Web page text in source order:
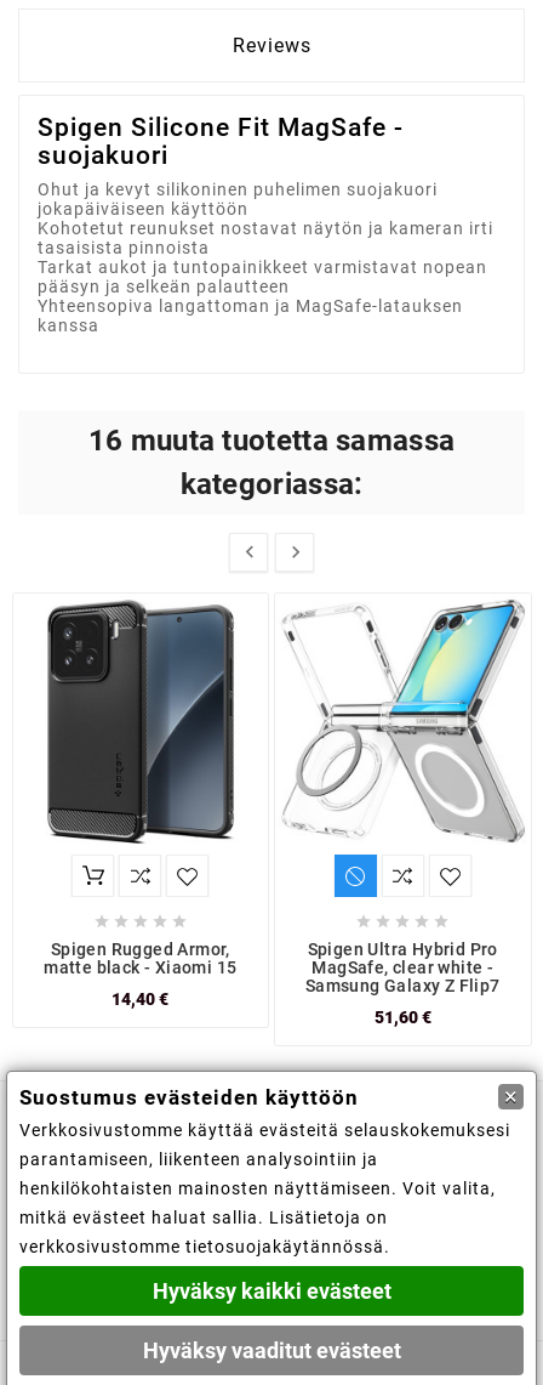
Reviews
Spigen Silicone Fit MagSafe -
suojakuori
Ohut ja kevyt silikoninen puhelimen suojakuori
jokapäiväiseen käyttöön
Kohotetut reunukset nostavat näytön ja kameran irti
tasaisista pinnoista
Tarkat aukot ja tuntopainikkeet varmistavat nopean
pääsyn ja selkeän palautteen
Yhteensopiva langattoman ja MagSafe-latauksen
kanssa
16 muuta tuotetta samassa
kategoriassa:
 
    
Spigen Rugged Armor,
matte black - Xiaomi 15
14,40 €
    
Spigen Ultra Hybrid Pro
MagSafe, clear white -
Samsung Galaxy Z Flip7
51,60 €
Kaupan tiedot 

Tilisi 
Suostumus evästeiden käyttöön ×
Verkkosivustomme käyttää evästeitä selauskokemuksesi
parantamiseen, liikenteen analysointiin ja
henkilökohtaisten mainosten näyttämiseen. Voit valita,
mitkä evästeet haluat sallia. Lisätietoja on
verkkosivustomme tietosuojakäytännössä.
Hyväksy kaikki evästeet
Hyväksy vaaditut evästeet
© 2019 - Ecommerce software by PrestaShop™